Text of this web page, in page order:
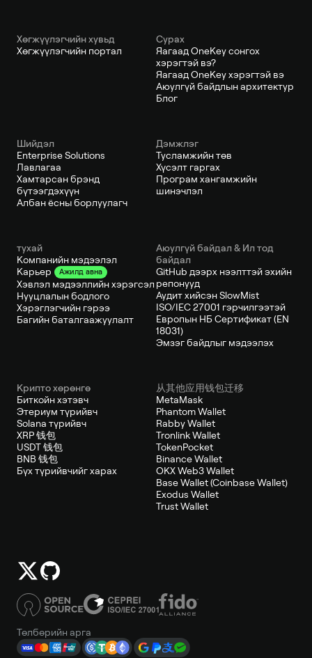
Хөгжүүлэгчийн хувьд
Хөгжүүлэгчийн портал
Сурах
Яагаад OneKey сонгох
хэрэгтэй вэ?
Яагаад OneKey хэрэгтэй вэ
Аюулгүй байдлын архитектур
Блог
Шийдэл
Enterprise Solutions
Лавлагаа
Хамтарсан брэнд
бүтээгдэхүүн
Албан ёсны борлуулагч
Дэмжлэг
Тусламжийн төв
Хүсэлт гаргах
Програм хангамжийн
шинэчлэл
тухай
Компанийн мэдээлэл
Карьер
Ажилд авна
Хэвлэл мэдээллийн хэрэгсэл
Нууцлалын бодлого
Хэрэглэгчийн гэрээ
Багийн баталгаажуулалт
Аюулгүй байдал & Ил тод
байдал
GitHub дээрх нээлттэй эхийн
репонууд
Аудит хийсэн SlowMist
ISO/IEC 27001 гэрчилгээтэй
Европын НБ Сертификат (EN
18031)
Эмзэг байдлыг мэдээлэх
Крипто хөрөнгө
Биткойн хэтэвч
Этериум түрийвч
Solana түрийвч
XRP 钱包
USDT 钱包
BNB 钱包
Бүх түрийвчийг харах
从其他应用钱包迁移
MetaMask
Phantom Wallet
Rabby Wallet
Tronlink Wallet
TokenPocket
Binance Wallet
OKX Web3 Wallet
Base Wallet (Coinbase Wallet)
Exodus Wallet
Trust Wallet
Төлбөрийн арга